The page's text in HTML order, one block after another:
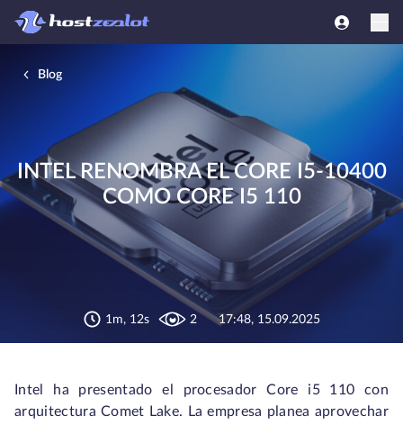
Blog
INTEL RENOMBRA EL CORE I5-10400
COMO CORE I5 110
1m, 12s 2 17:48, 15.09.2025
Intel ha presentado el procesador Core i5 110 con
arquitectura Comet Lake. La empresa planea aprovechar